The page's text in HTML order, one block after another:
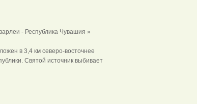
- Республика Чувашия »
в 3,4 км северо-восточнее
Святой источник выбивает